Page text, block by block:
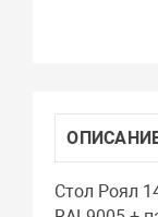
Стол Роял